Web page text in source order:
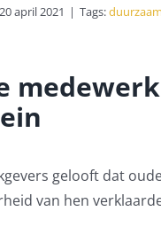
april 2021 | Tags:
gelooft dat
van hen